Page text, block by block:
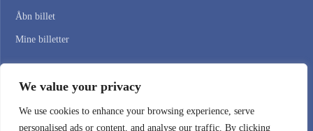
We value your privacy
We use cookies to enhance your browsing experience, serve
personalised ads or content, and analyse our traffic. By clicking
Åbn billet
Mine billetter
Email: support@webhostingzone.org